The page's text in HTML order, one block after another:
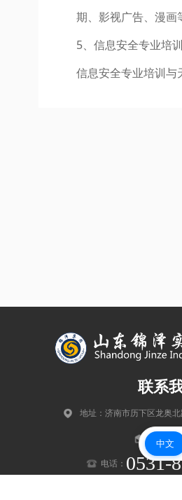
期、影视广告、漫画
5、信息安全专业培训
信息安全专业培训与
联系
地址：济南市历下区龙奥
邮编：
电话： 0531-
中文